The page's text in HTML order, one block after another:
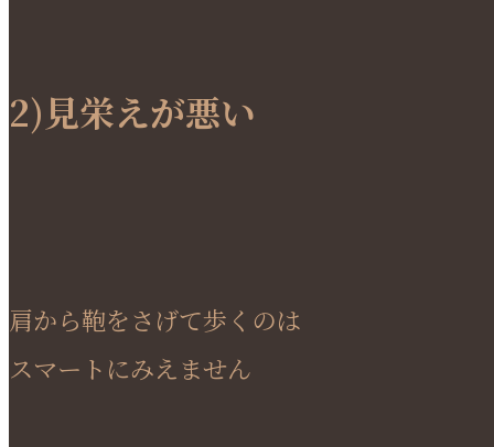
2)見栄えが悪い
肩から鞄をさげて歩くのは
スマートにみえません